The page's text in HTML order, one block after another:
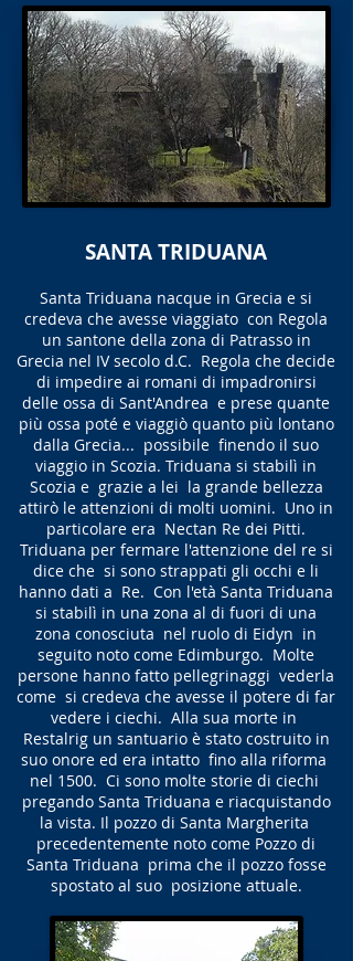
SANTA TRIDUANA
Santa Triduana nacque in Grecia e si
credeva che avesse viaggiato con Regola
un santone della zona di Patrasso in
Grecia nel IV secolo d.C. Regola che decide
di impedire ai romani di impadronirsi
delle ossa di Sant'Andrea e prese quante
più ossa poté e viaggiò quanto più lontano
dalla Grecia... possibile finendo il suo
viaggio in Scozia. Triduana si stabilì in
Scozia e grazie a lei la grande bellezza
attirò le attenzioni di molti uomini. Uno in
particolare era Nectan Re dei Pitti.
Triduana per fermare l'attenzione del re si
dice che si sono strappati gli occhi e li
hanno dati a Re. Con l'età Santa Triduana
si stabilì in una zona al di fuori di una
zona conosciuta nel ruolo di Eidyn in
seguito noto come Edimburgo. Molte
persone hanno fatto pellegrinaggi vederla
come si credeva che avesse il potere di far
vedere i ciechi. Alla sua morte in
Restalrig un santuario è stato costruito in
suo onore ed era intatto fino alla riforma
nel 1500. Ci sono molte storie di ciechi
pregando Santa Triduana e riacquistando
la vista. Il pozzo di Santa Margherita
precedentemente noto come Pozzo di
Santa Triduana prima che il pozzo fosse
spostato al suo posizione attuale.